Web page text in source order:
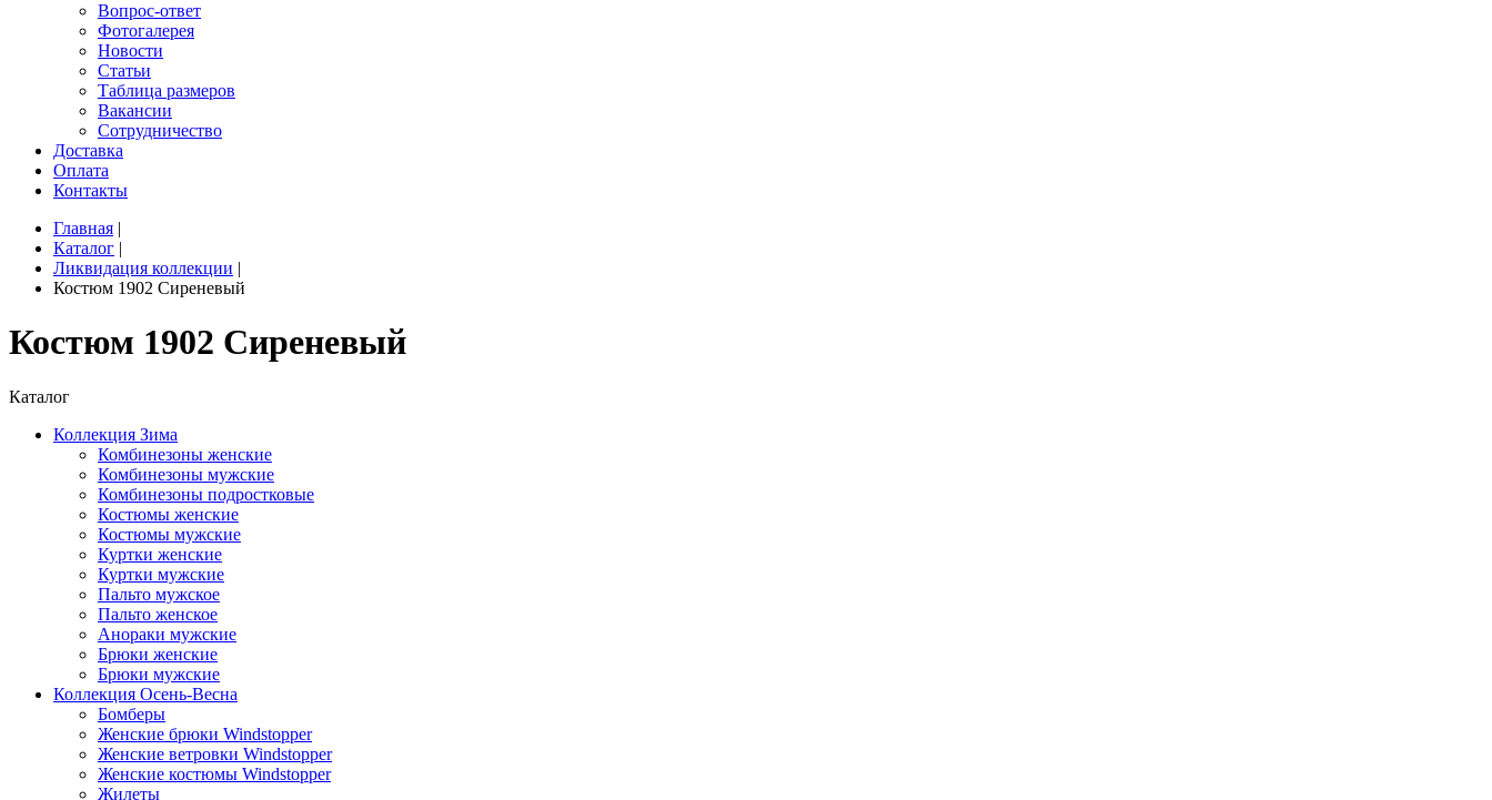
Вопрос-ответ
Фотогалерея
Новости
Статьи
Таблица размеров
Вакансии
Сотрудничество
Доставка
Оплата
Контакты
Главная |
Каталог |
Ликвидация коллекции |
Костюм 1902 Сиреневый
Костюм 1902 Сиреневый
Каталог
Коллекция Зима
Комбинезоны женские
Комбинезоны мужские
Комбинезоны подростковые
Костюмы женские
Костюмы мужские
Куртки женские
Куртки мужские
Пальто мужское
Пальто женское
Анораки мужские
Брюки женские
Брюки мужские
Коллекция Осень-Весна
Бомберы
Женские брюки Windstopper
Женские ветровки Windstopper
Женские костюмы Windstopper
Жилеты